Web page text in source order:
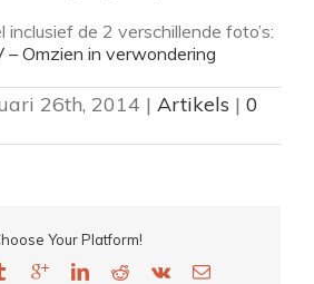
de 2 verschillende foto’s:
Omzien in verwondering
26th, 2014 | Artikels | 0
Your Platform!